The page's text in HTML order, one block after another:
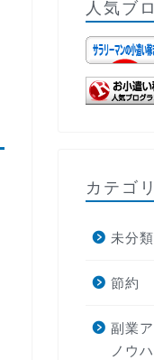
人気ブ
カテゴ
未分類
節約
副業
ノウ